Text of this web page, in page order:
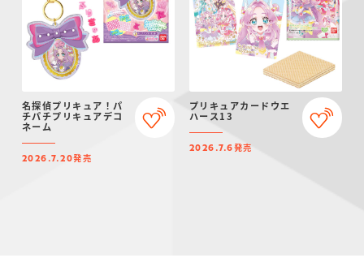
名探偵プリキュア！パ
チパチプリキュアデコ
ネーム
2026.7.20発売
プリキュアカードウエ
ハース13
2026.7.6発売